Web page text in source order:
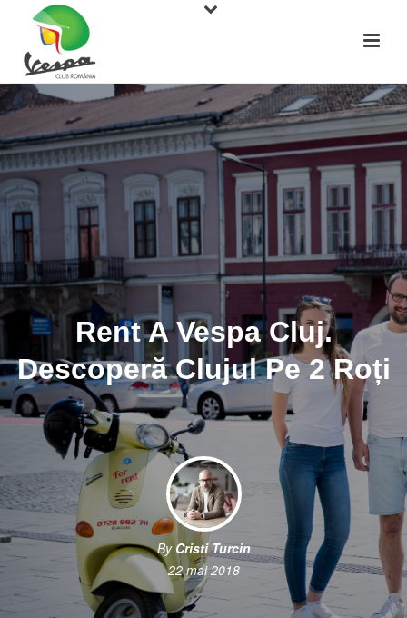
Rent A Vespa Cluj.
Descoperă Clujul Pe 2 Roți
By Cristi Turcin
22 mai 2018